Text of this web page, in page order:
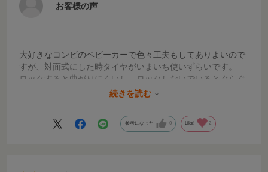
お客様の声
大好きなコンビのベビーカーで色々工夫もしてありよいので
すが、対面式にした時タイヤがいまいち使いずらいです。
ロックすると曲がりにくいし、ロックしないでいるとぐらぐ
らするしどちらにしても使いずらいです。もう少しタイヤに
続きを読む
参考になった 0 Like! 2